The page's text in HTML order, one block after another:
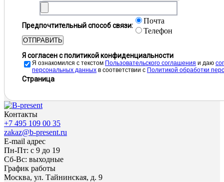
Предпочтительный способ связи:
Почта
Телефон
ОТПРАВИТЬ
Я согласен с политикой конфиденциальности
Я ознакомился с текстом Пользовательского соглашения и даю
персональных данных в соответствии с Политикой обработки
Страница
Контакты
+7 495 109 00 35
zakaz@b-present.ru
E-mail адрес
Пн-Пт: с 9 до 19
Сб-Вс: выходные
График работы
Москва, ул. Тайнинская, д. 9